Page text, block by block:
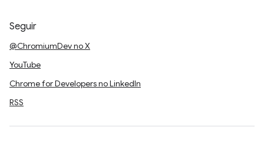
Seguir
@ChromiumDev no X
YouTube
Chrome for Developers no LinkedIn
RSS